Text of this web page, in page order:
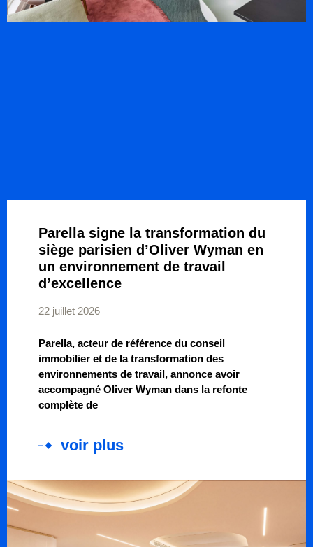
Parella signe la transformation du
siège parisien d’Oliver Wyman en
un environnement de travail
d’excellence
22 juillet 2026
Parella, acteur de référence du conseil
immobilier et de la transformation des
environnements de travail, annonce avoir
accompagné Oliver Wyman dans la refonte
complète de
voir plus